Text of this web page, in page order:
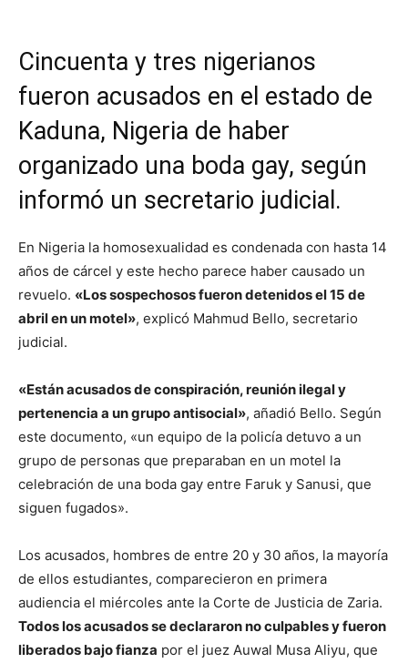
Cincuenta y tres nigerianos
fueron acusados en el estado de
Kaduna, Nigeria de haber
organizado una boda gay, según
informó un secretario judicial.
En Nigeria la homosexualidad es condenada con hasta 14
años de cárcel y este hecho parece haber causado un
revuelo. «Los sospechosos fueron detenidos el 15 de
abril en un motel», explicó Mahmud Bello, secretario
judicial.
«Están acusados de conspiración, reunión ilegal y
pertenencia a un grupo antisocial», añadió Bello. Según
este documento, «un equipo de la policía detuvo a un
grupo de personas que preparaban en un motel la
celebración de una boda gay entre Faruk y Sanusi, que
siguen fugados».
Los acusados, hombres de entre 20 y 30 años, la mayoría
de ellos estudiantes, comparecieron en primera
audiencia el miércoles ante la Corte de Justicia de Zaria.
Todos los acusados se declararon no culpables y fueron
liberados bajo fianza por el juez Auwal Musa Aliyu, que